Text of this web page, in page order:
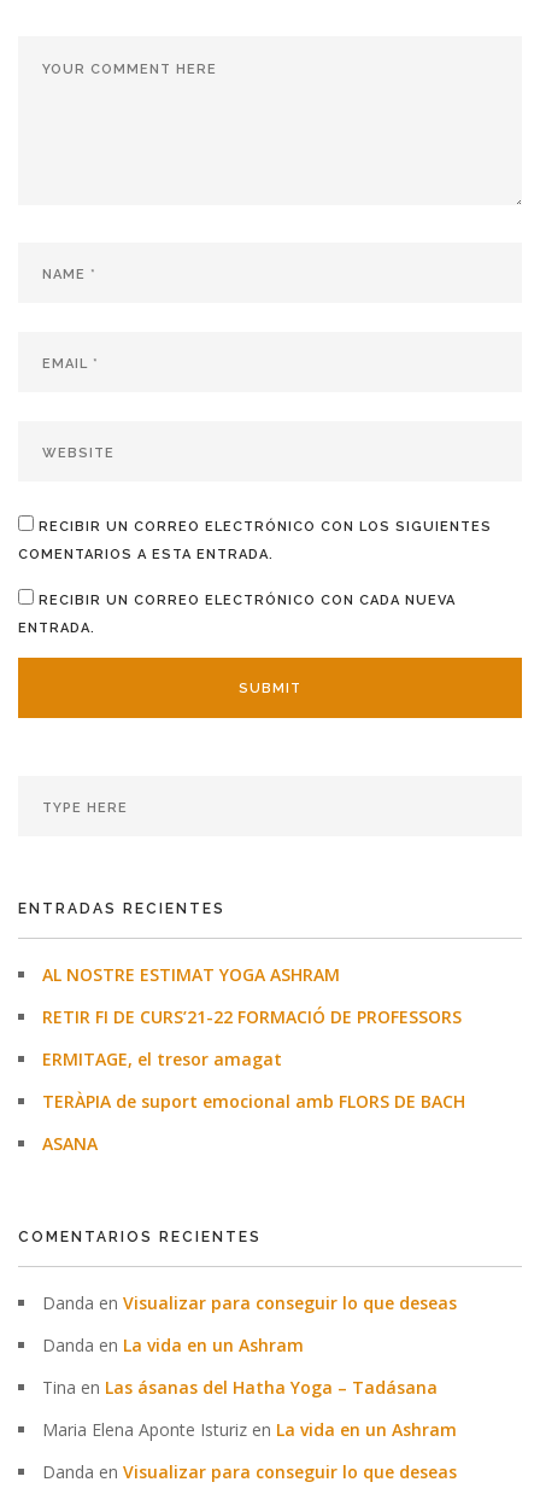
RECIBIR UN CORREO ELECTRÓNICO CON LOS SIGUIENTES
COMENTARIOS A ESTA ENTRADA.
RECIBIR UN CORREO ELECTRÓNICO CON CADA NUEVA
ENTRADA.
ENTRADAS RECIENTES
AL NOSTRE ESTIMAT YOGA ASHRAM
RETIR FI DE CURS’21-22 FORMACIÓ DE PROFESSORS
ERMITAGE, el tresor amagat
TERÀPIA de suport emocional amb FLORS DE BACH
ASANA
COMENTARIOS RECIENTES
Danda en Visualizar para conseguir lo que deseas
Danda en La vida en un Ashram
Tina en Las ásanas del Hatha Yoga – Tadásana
Maria Elena Aponte Isturiz en La vida en un Ashram
Danda en Visualizar para conseguir lo que deseas